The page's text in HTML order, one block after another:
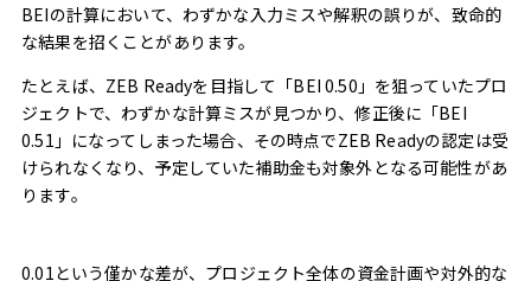
BEIの計算において、わずかな入力ミスや解釈の誤りが、致命的
な結果を招くことがあります。
たとえば、ZEB Readyを目指して「BEI 0.50」を狙っていたプロ
ジェクトで、わずかな計算ミスが見つかり、修正後に「BEI
0.51」になってしまった場合、その時点でZEB Readyの認定は受
けられなくなり、予定していた補助金も対象外となる可能性があ
ります。
0.01という僅かな差が、プロジェクト全体の資金計画や対外的な